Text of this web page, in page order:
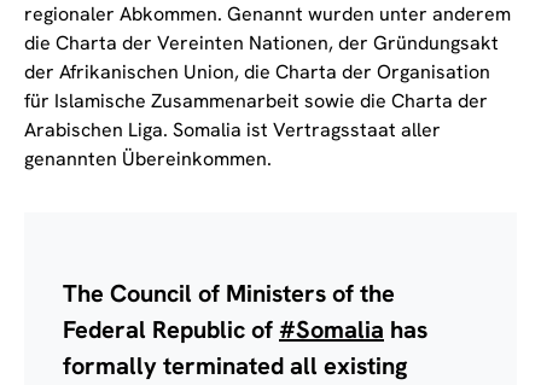
regionaler Abkommen. Genannt wurden unter anderem
die Charta der Vereinten Nationen, der Gründungsakt
der Afrikanischen Union, die Charta der Organisation
für Islamische Zusammenarbeit sowie die Charta der
Arabischen Liga. Somalia ist Vertragsstaat aller
genannten Übereinkommen.
The Council of Ministers of the
Federal Republic of #Somalia has
formally terminated all existing